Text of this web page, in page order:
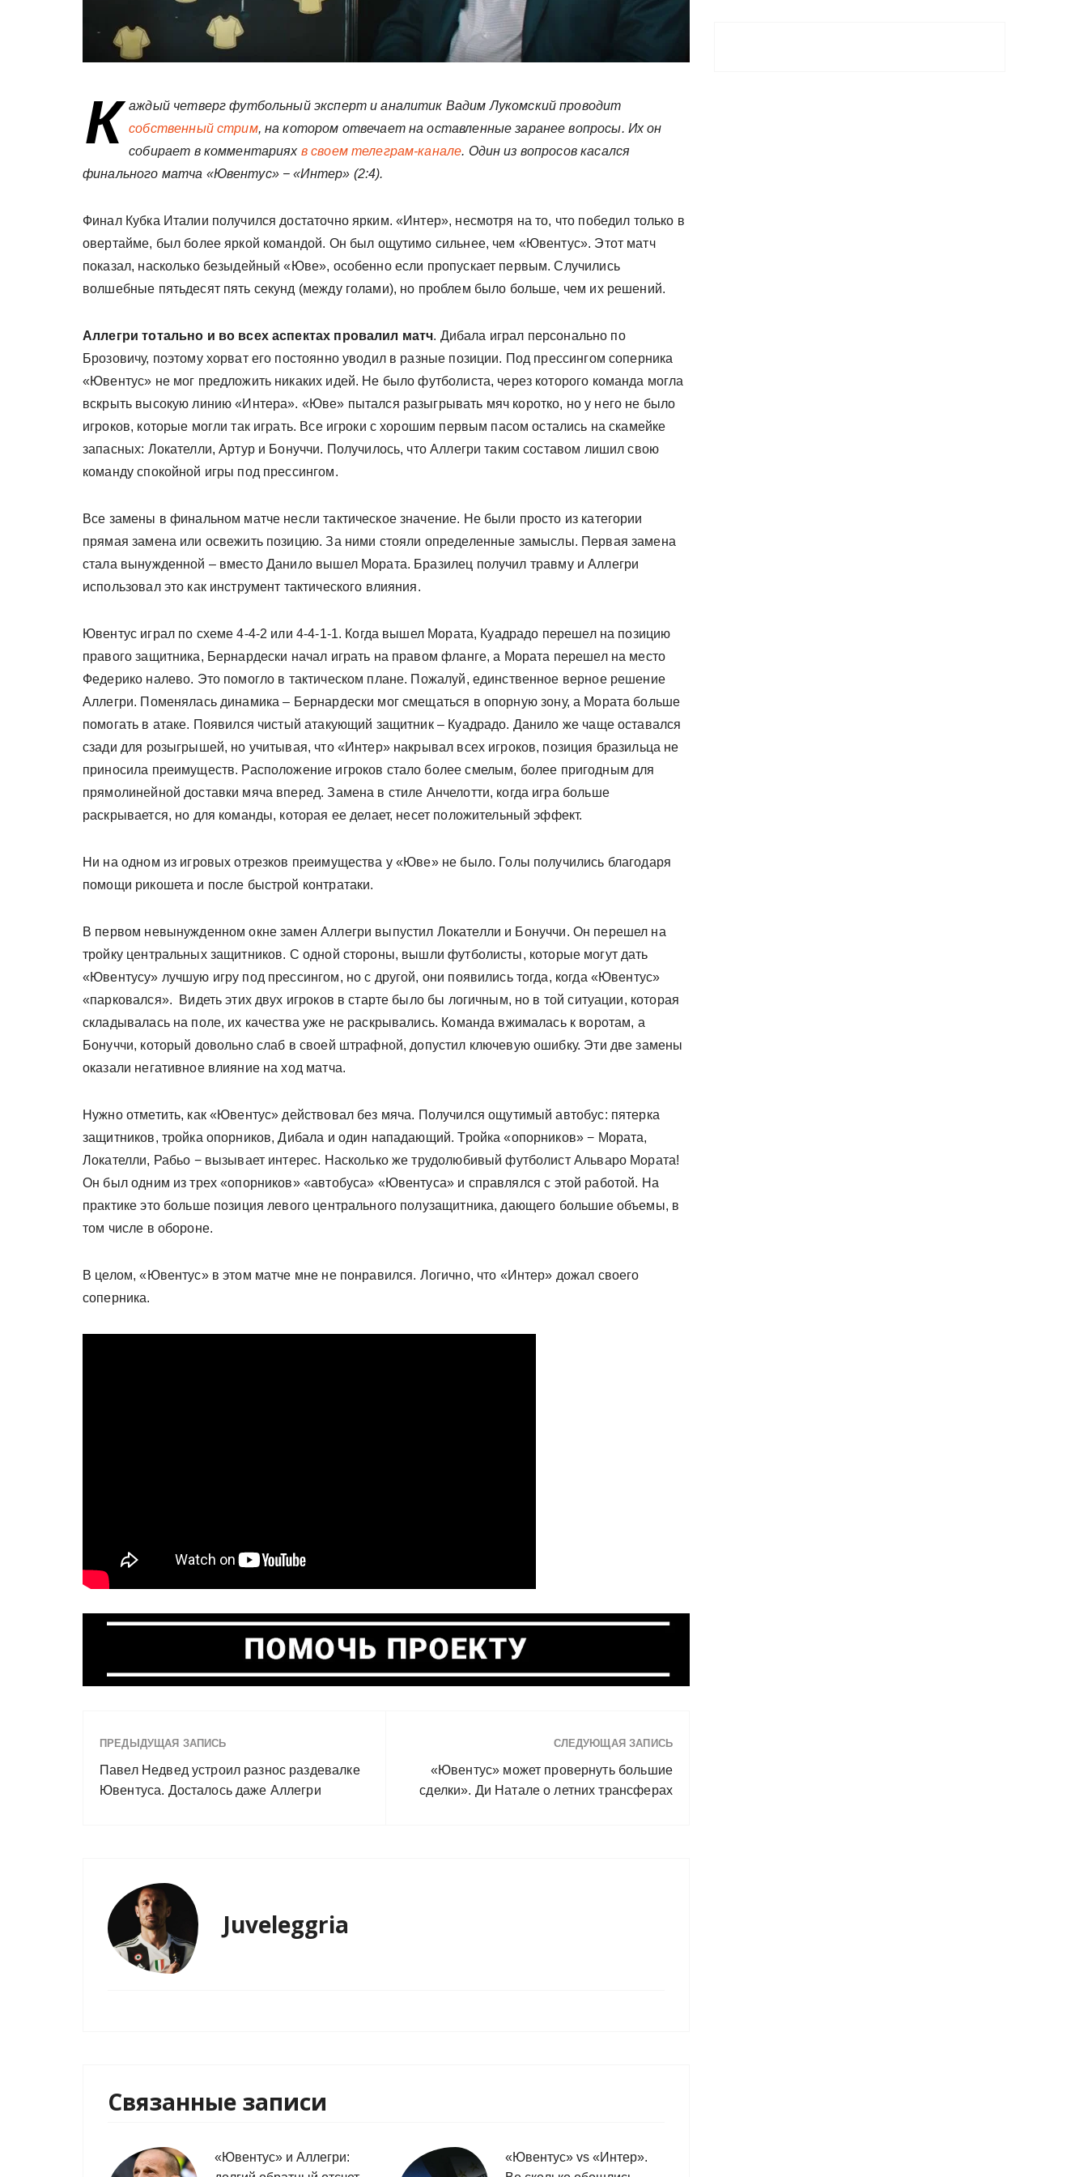
К аждый четверг футбольный эксперт и аналитик Вадим Лукомский проводит
собственный стрим, на котором отвечает на оставленные заранее вопросы. Их он
собирает в комментариях в своем телеграм-канале. Один из вопросов касался
финального матча «Ювентус» − «Интер» (2:4).
Финал Кубка Италии получился достаточно ярким. «Интер», несмотря на то, что победил только в
овертайме, был более яркой командой. Он был ощутимо сильнее, чем «Ювентус». Этот матч
показал, насколько безыдейный «Юве», особенно если пропускает первым. Случились
волшебные пятьдесят пять секунд (между голами), но проблем было больше, чем их решений.
Аллегри тотально и во всех аспектах провалил матч. Дибала играл персонально по
Брозовичу, поэтому хорват его постоянно уводил в разные позиции. Под прессингом соперника
«Ювентус» не мог предложить никаких идей. Не было футболиста, через которого команда могла
вскрыть высокую линию «Интера». «Юве» пытался разыгрывать мяч коротко, но у него не было
игроков, которые могли так играть. Все игроки с хорошим первым пасом остались на скамейке
запасных: Локателли, Артур и Бонуччи. Получилось, что Аллегри таким составом лишил свою
команду спокойной игры под прессингом.
Все замены в финальном матче несли тактическое значение. Не были просто из категории
прямая замена или освежить позицию. За ними стояли определенные замыслы. Первая замена
стала вынужденной – вместо Данило вышел Мората. Бразилец получил травму и Аллегри
использовал это как инструмент тактического влияния.
Ювентус играл по схеме 4-4-2 или 4-4-1-1. Когда вышел Мората, Куадрадо перешел на позицию
правого защитника, Бернардески начал играть на правом фланге, а Мората перешел на место
Федерико налево. Это помогло в тактическом плане. Пожалуй, единственное верное решение
Аллегри. Поменялась динамика – Бернардески мог смещаться в опорную зону, а Мората больше
помогать в атаке. Появился чистый атакующий защитник – Куадрадо. Данило же чаще оставался
сзади для розыгрышей, но учитывая, что «Интер» накрывал всех игроков, позиция бразильца не
приносила преимуществ. Расположение игроков стало более смелым, более пригодным для
прямолинейной доставки мяча вперед. Замена в стиле Анчелотти, когда игра больше
раскрывается, но для команды, которая ее делает, несет положительный эффект.
Ни на одном из игровых отрезков преимущества у «Юве» не было. Голы получились благодаря
помощи рикошета и после быстрой контратаки.
В первом невынужденном окне замен Аллегри выпустил Локателли и Бонуччи. Он перешел на
тройку центральных защитников. С одной стороны, вышли футболисты, которые могут дать
«Ювентусу» лучшую игру под прессингом, но с другой, они появились тогда, когда «Ювентус»
«парковался». Видеть этих двух игроков в старте было бы логичным, но в той ситуации, которая
складывалась на поле, их качества уже не раскрывались. Команда вжималась к воротам, а
Бонуччи, который довольно слаб в своей штрафной, допустил ключевую ошибку. Эти две замены
оказали негативное влияние на ход матча.
Нужно отметить, как «Ювентус» действовал без мяча. Получился ощутимый автобус: пятерка
защитников, тройка опорников, Дибала и один нападающий. Тройка «опорников» − Мората,
Локателли, Рабьо − вызывает интерес. Насколько же трудолюбивый футболист Альваро Мората!
Он был одним из трех «опорников» «автобуса» «Ювентуса» и справлялся с этой работой. На
практике это больше позиция левого центрального полузащитника, дающего большие объемы, в
том числе в обороне.
В целом, «Ювентус» в этом матче мне не понравился. Логично, что «Интер» дожал своего
соперника.
ПРЕДЫДУЩАЯ ЗАПИСЬ
Павел Недвед устроил разнос раздевалке
Ювентуса. Досталось даже Аллегри
СЛЕДУЮЩАЯ ЗАПИСЬ
«Ювентус» может провернуть большие
сделки». Ди Натале о летних трансферах
Juveleggria
Связанные записи
«Ювентус» и Аллегри:
«Ювентус» vs «Интер».